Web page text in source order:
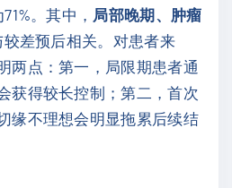
。其中， 局部晚期、肿瘤
较差预后相关。对患者来
两点：第一，局限期患者通
获得较长控制；第二，首次
缘不理想会明显拖累后续结